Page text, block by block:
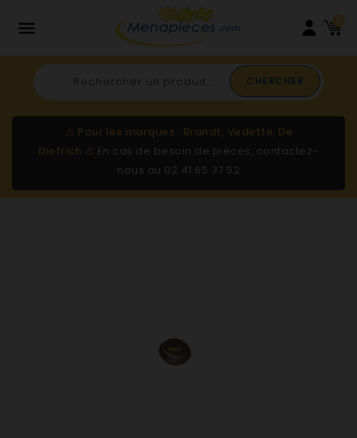
 0
CHERCHER
⚠️ Pour les marques : Brandt, Vedette, De
Dietrich ⚠️ En cas de besoin de pièces, contactez-
nous au 02 41 65 37 52